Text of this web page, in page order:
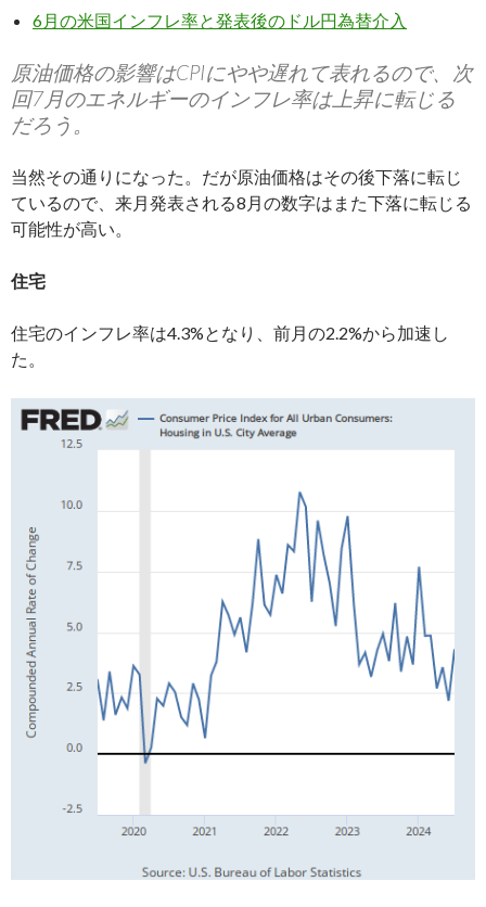
6月の米国インフレ率と発表後のドル円為替介入
原油価格の影響はCPIにやや遅れて表れるので、次
回7月のエネルギーのインフレ率は上昇に転じる
だろう。
当然その通りになった。だが原油価格はその後下落に転じ
ているので、来月発表される8月の数字はまた下落に転じる
可能性が高い。
住宅
住宅のインフレ率は4.3%となり、前月の2.2%から加速し
た。